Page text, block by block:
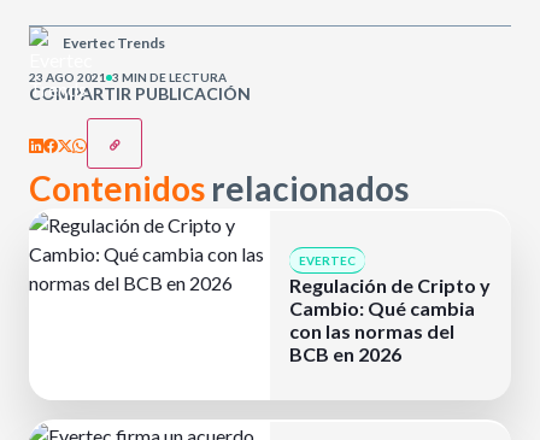
COMPARTIR PUBLICACIÓN
Evertec Trends
23 AGO 2021 3 MIN DE LECTURA
Contenidos relacionados
EVERTEC
Regulación de Cripto y
Cambio: Qué cambia
con las normas del
BCB en 2026